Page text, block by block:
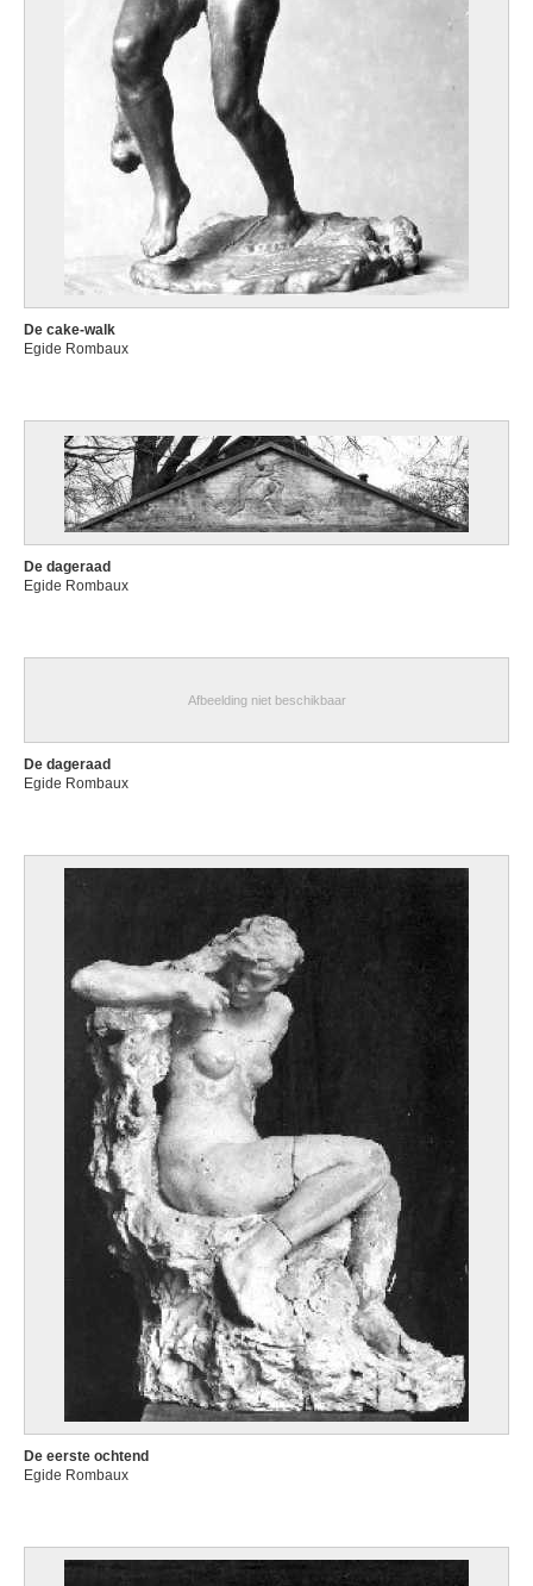
De cake-walk
Egide Rombaux
De dageraad
Egide Rombaux
Afbeelding niet beschikbaar
De dageraad
Egide Rombaux
De eerste ochtend
Egide Rombaux